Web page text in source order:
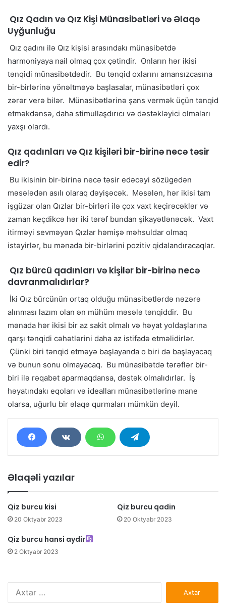
Qız Qadın və Qız Kişi Münasibətləri və Əlaqə
Uyğunluğu
Qız qadını ilə Qız kişisi arasındakı münasibətdə
harmoniyaya nail olmaq çox çətindir. Onların hər ikisi
tənqidi münasibətdədir. Bu tənqid oxlarını amansızcasına
bir-birlərinə yönəltməyə başlasalar, münasibətləri çox
zərər verə bilər. Münasibətlərinə şans vermək üçün tənqid
etməkdənsə, daha stimullaşdırıcı və dəstəkləyici olmaları
yaxşı olardı.
Qız qadınları və Qız kişiləri bir-birinə necə təsir
edir?
Bu ikisinin bir-birinə necə təsir edəcəyi sözügedən
məsələdən asılı olaraq dəyişəcək. Məsələn, hər ikisi tam
işgüzar olan Qızlar bir-birləri ilə çox vaxt keçirəcəklər və
zaman keçdikcə hər iki tərəf bundan şikayətlənəcək. Vaxt
itirməyi sevməyən Qızlar həmişə məhsuldar olmaq
istəyirlər, bu mənada bir-birlərini pozitiv qidalandıracaqlar.
Qız bürcü qadınları və kişilər bir-birinə necə
davranmalıdırlar?
İki Qız bürcünün ortaq olduğu münasibətlərdə nəzərə
alınması lazım olan ən mühüm məsələ tənqiddir. Bu
mənada hər ikisi bir az sakit olmalı və həyat yoldaşlarına
qarşı tənqidi cəhətlərini daha az istifadə etməlidirlər.
Çünki biri tənqid etməyə başlayanda o biri də başlayacaq
və bunun sonu olmayacaq. Bu münasibətdə tərəflər bir-
biri ilə rəqabət aparmaqdansa, dəstək olmalıdırlar. İş
həyatındakı eqoları və idealları münasibətlərinə mane
olarsa, uğurlu bir əlaqə qurmaları mümkün deyil.
Əlaqəli yazılar
Qiz burcu kisi
20 Oktyabr 2023
Qiz burcu qadin
20 Oktyabr 2023
Qiz burcu hansi aydir
2 Oktyabr 2023